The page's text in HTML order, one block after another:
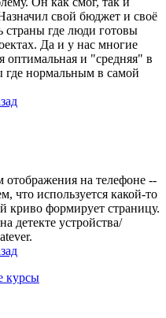
свой бюджет и своё
страны где люди готовы
Да и у нас многие
оптимальная и "средняя" в
где нормальным в самой
отображения на телефоне --
что используется какой-то
формирует страницу.
детекте устройства/
курсы